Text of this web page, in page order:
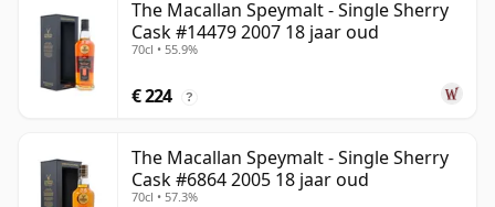
The Macallan Speymalt - Single Sherry
Cask #14479 2007 18 jaar oud
70cl • 55.9%
€ 224 ?
The Macallan Speymalt - Single Sherry
Cask #6864 2005 18 jaar oud
70cl • 57.3%